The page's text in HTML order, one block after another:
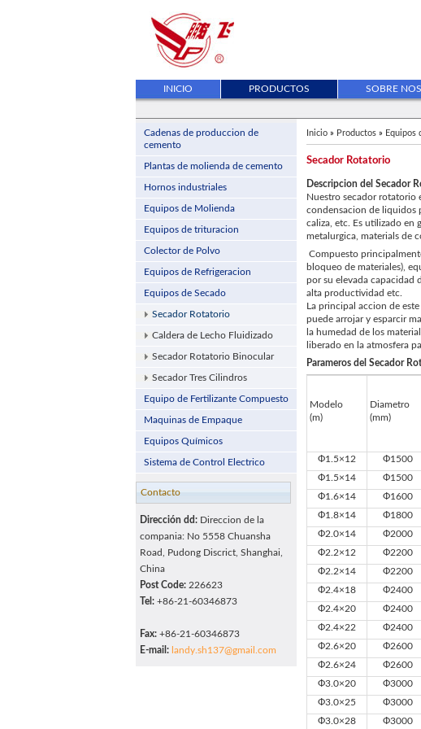
INICIO PRODUCTOS SOBRE
Cadenas de produccion de
cemento
Plantas de molienda de cemento
Hornos industriales
Equipos de Molienda
Equipos de trituracion
Colector de Polvo
Equipos de Refrigeracion
Equipos de Secado
Secador Rotatorio
Caldera de Lecho Fluidizado
Secador Rotatorio Binocular
Secador Tres Cilindros
Equipo de Fertilizante Compuesto
Maquinas de Empaque
Equipos Químicos
Sistema de Control Electrico
Contacto
Dirección dd: Direccion de la
compania: No 5558 Chuansha
Road, Pudong Discrict, Shanghai,
China
Post Code: 226623
Tel: +86-21-60346873
Fax: +86-21-60346873
E-mail: landy.sh137@gmail.com
Inicio » Productos » Equipos
Secador Rotatorio
Descripcion del Secador
Nuestro secador rotatorio
condensacion de liquidos
caliza, etc. Es utilizado en
metalurgica, materials de
Compuesto
bloqueo de materiales),
por su elevada capacidad
alta productividad etc.
La principal accion de
puede arrojar y esparcir
la humedad de los
liberado en la atmosfera
Parameros del Secador
Modelo
(m)
Diametro
(mm)
Ф1.5×12 Ф1500
Ф1.5×14
Ф1500
Ф1.6×14
Ф1600
Ф1.8×14
Ф1800
Ф2.0×14
Ф2000
Ф2.2×12
Ф2200
Ф2.2×14
Ф2200
Ф2.4×18
Ф2400
Ф2.4×20
Ф2400
Ф2.4×22
Ф2400
Ф2.6×20
Ф2600
Ф2.6×24
Ф2600
Ф3.0×20
Ф3000
Ф3.0×25
Ф3000
Ф3.0×28
Ф3000